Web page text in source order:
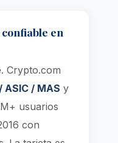
en
Crypto.com
ASIC / MAS y
usuarios
con